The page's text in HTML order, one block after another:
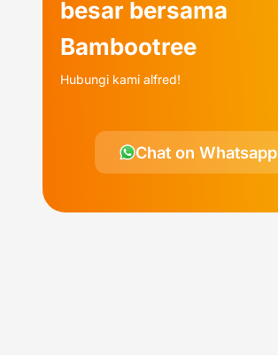
besar bersama
Bambootree
Hubungi kami alfred!
Chat on Whatsapp